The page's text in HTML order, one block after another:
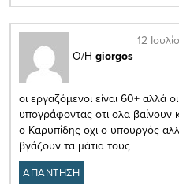
Ο/Η giorgos
12
οι εργαζόμενοι είναι 60+ αλλά
υπογράφοντας οτι ολα βαίνουν
ο Καρυπίδης οχι ο υπουργός
βγάζουν τα μάτια τους
ΑΠΑΝΤΗΣΗ